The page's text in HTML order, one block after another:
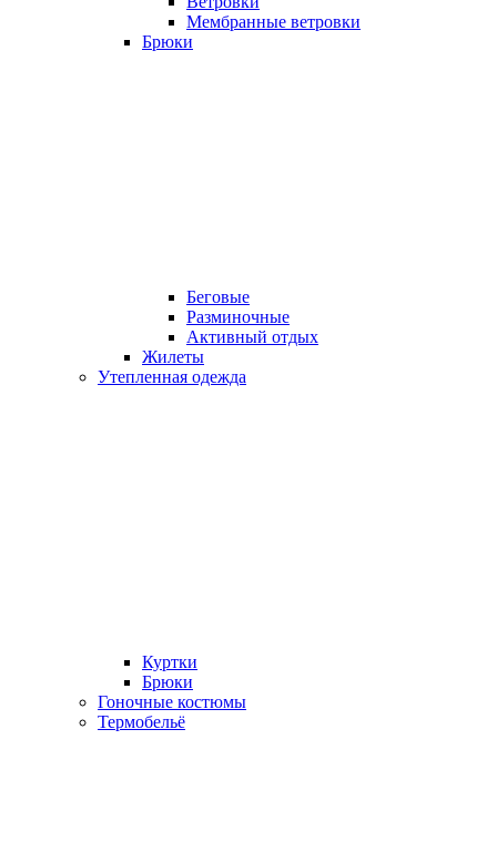
Мембранные ветровки
Брюки
Беговые
Разминочные
Активный отдых
Жилеты
Утепленная одежда
Куртки
Брюки
Гоночные костюмы
Термобельё